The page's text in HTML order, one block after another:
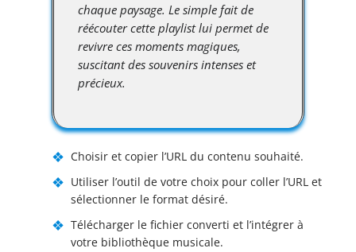
chaque paysage. Le simple fait de
réécouter cette playlist lui permet de
revivre ces moments magiques,
suscitant des souvenirs intenses et
précieux.
Choisir et copier l’URL du contenu souhaité.
Utiliser l’outil de votre choix pour coller l’URL et
sélectionner le format désiré.
Télécharger le fichier converti et l’intégrer à
votre bibliothèque musicale.